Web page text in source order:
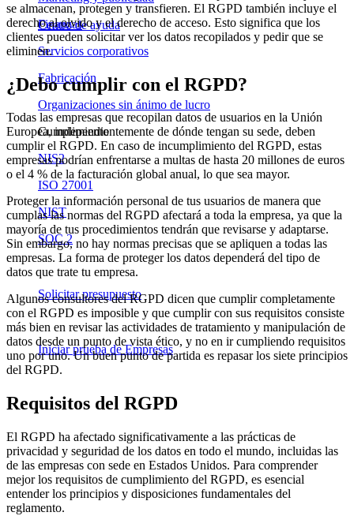
Finanzas
Servicios corporativos
Fabricación
Organizaciones sin ánimo de lucro
Cumplimiento
NIS2
ISO 27001
NIST
SOC 2
Solicitar presupuesto
Iniciar prueba de Empresas
Centro de ayuda
se almacenan, protegen y transfieren. El RGPD también incluye el
derecho al olvido y el derecho de acceso. Esto significa que los
clientes pueden solicitar ver los datos recopilados y pedir que se
eliminen.
¿Debo cumplir con el RGPD?
Todas las empresas que recopilan datos de usuarios en la Unión
Europea, independientemente de dónde tengan su sede, deben
cumplir el RGPD. En caso de incumplimiento del RGPD, estas
empresas podrían enfrentarse a multas de hasta 20 millones de euros
o el 4 % de la facturación global anual, lo que sea mayor.
Proteger la información personal de tus usuarios de manera que
cumplas las normas del RGPD afectará a toda la empresa, ya que la
mayoría de tus procedimientos tendrán que revisarse y adaptarse.
Sin embargo, no hay normas precisas que se apliquen a todas las
empresas. La forma de proteger los datos dependerá del tipo de
datos que trate tu empresa.
Algunos consultores del RGPD dicen que cumplir completamente
con el RGPD es imposible y que cumplir con sus requisitos consiste
más bien en revisar las actividades de tratamiento y manipulación de
datos desde un punto de vista ético, y no en ir cumpliendo requisitos
uno por uno. Un buen punto de partida es repasar los siete principios
del RGPD.
Requisitos del RGPD
El RGPD ha afectado significativamente a las prácticas de
privacidad y seguridad de los datos en todo el mundo, incluidas las
de las empresas con sede en Estados Unidos. Para comprender
mejor los requisitos de cumplimiento del RGPD, es esencial
entender los principios y disposiciones fundamentales del
reglamento.